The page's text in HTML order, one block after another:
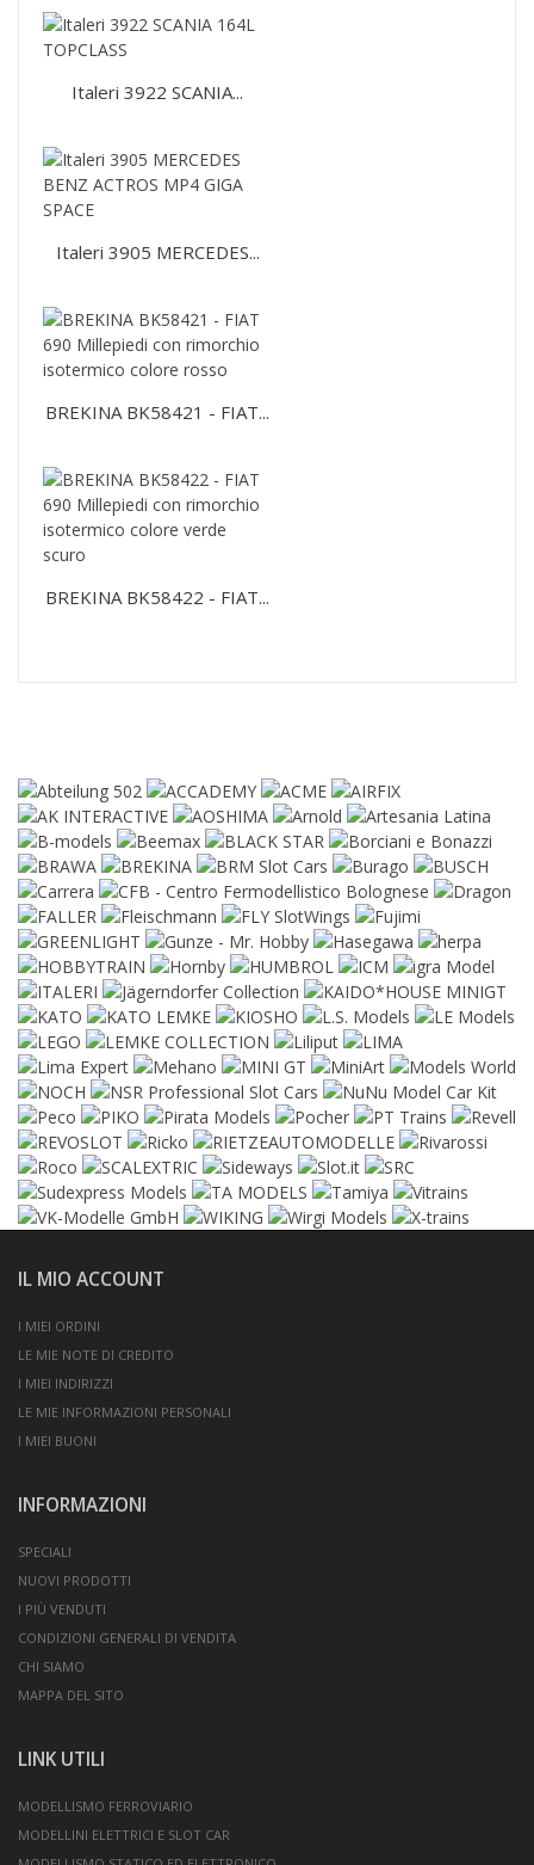
Italeri 3922 SCANIA...
Italeri 3905 MERCEDES...
BREKINA BK58421 - FIAT...
BREKINA BK58422 - FIAT...
IL MIO ACCOUNT
I MIEI ORDINI
LE MIE NOTE DI CREDITO
I MIEI INDIRIZZI
LE MIE INFORMAZIONI PERSONALI
I MIEI BUONI
INFORMAZIONI
SPECIALI
NUOVI PRODOTTI
I PIÙ VENDUTI
CONDIZIONI GENERALI DI VENDITA
CHI SIAMO
MAPPA DEL SITO
LINK UTILI
MODELLISMO FERROVIARIO
MODELLINI ELETTRICI E SLOT CAR